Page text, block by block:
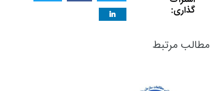
گذاری:
مطالب مرتبط